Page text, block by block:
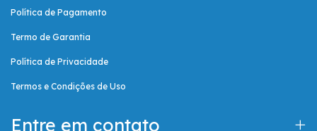
Política de Pagamento
Termo de Garantia
Política de Privacidade
Termos e Condições de Uso
Entre em contato